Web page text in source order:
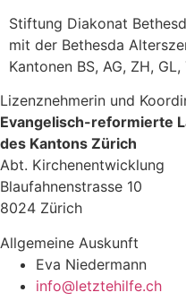
Stiftung Diakonat
mit der Bethesda
Kantonen BS, AG, ZH, GL,
Lizenznehmerin und
Evangelisch-reformierte
des Kantons Zürich
Abt. Kirchenentwicklung
Blaufahnenstrasse 10
8024 Zürich
Allgemeine Auskunft
Eva Niedermann
info@letztehilfe.ch